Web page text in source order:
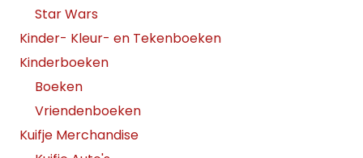
Star Wars
Kinder- Kleur- en Tekenboeken
Kinderboeken
Boeken
Vriendenboeken
Kuifje Merchandise